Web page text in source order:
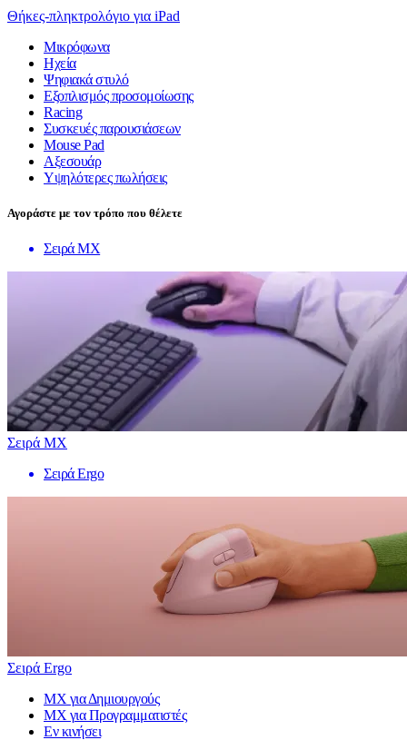
Θήκες-πληκτρολόγιο για iPad
Μικρόφωνα
Ηχεία
Ψηφιακά στυλό
Εξοπλισμός προσομοίωσης
Racing
Συσκευές παρουσιάσεων
Mouse Pad
Αξεσουάρ
Υψηλότερες πωλήσεις
Αγοράστε με τον τρόπο που θέλετε
Σειρά MX
Σειρά MX
Σειρά Ergo
Σειρά Ergo
MX για Δημιουργούς
MX για Προγραμματιστές
Εν κινήσει